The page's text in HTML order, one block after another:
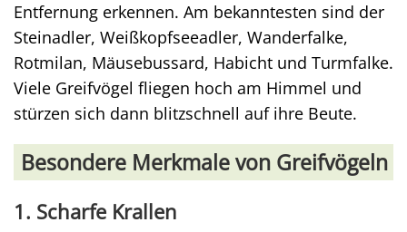
Entfernung erkennen. Am bekanntesten sind der
Steinadler, Weißkopfseeadler, Wanderfalke,
Rotmilan, Mäusebussard, Habicht und Turmfalke.
Viele Greifvögel fliegen hoch am Himmel und
stürzen sich dann blitzschnell auf ihre Beute.
Besondere Merkmale von Greifvögeln
1. Scharfe Krallen